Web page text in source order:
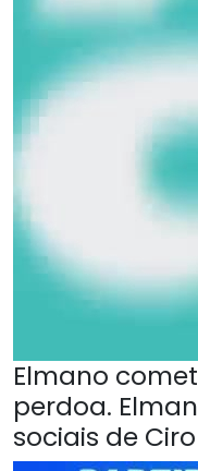
Elmano
perdoa.
sociais de